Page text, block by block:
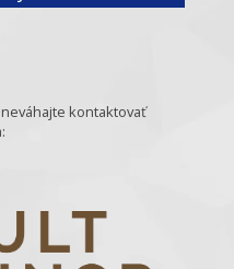
kontaktovať